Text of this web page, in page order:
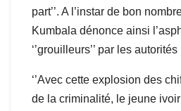
part’’. A l’instar de bon
Kumbala dénonce ainsi
‘’grouilleurs’’ par les
‘’Avec cette explosion des
de la criminalité, le jeune